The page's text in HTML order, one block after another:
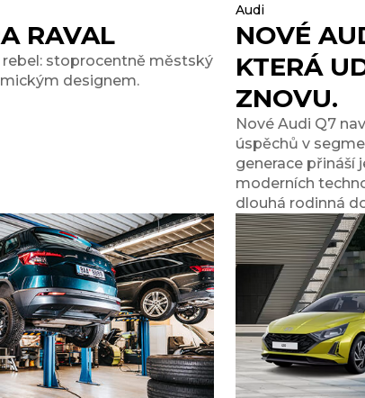
RAVAL
stoprocentně městský
designem.
Audi
NOVÉ
KTERÁ
ZNOVU.
Nové Audi Q7
úspěchů v
generace přináší
moderních
dlouhá rodinná